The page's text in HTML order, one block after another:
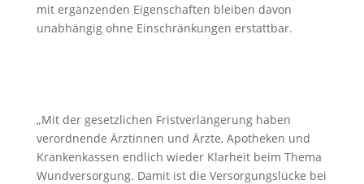
mit ergänzenden Eigenschaften bleiben davon
unabhängig ohne Einschränkungen erstattbar.
„Mit der gesetzlichen Fristverlängerung haben
verordnende Ärztinnen und Ärzte, Apotheken und
Krankenkassen endlich wieder Klarheit beim Thema
Wundversorgung. Damit ist die Versorgungslücke bei